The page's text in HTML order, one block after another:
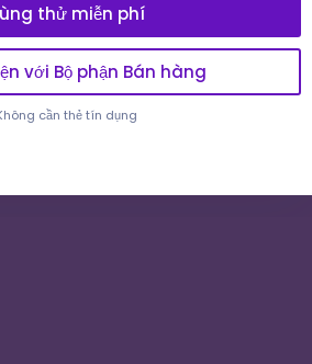
thử miễn phí
với Bộ phận Bán hàng
cần thẻ tín dụng